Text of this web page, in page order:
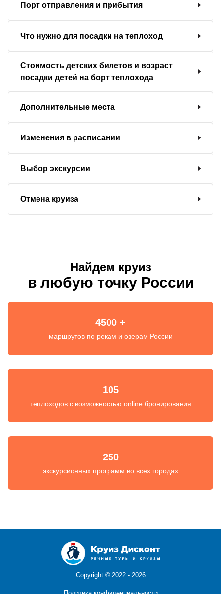
Порт отправления и прибытия
Что нужно для посадки на теплоход
Стоимость детских билетов и возраст
посадки детей на борт теплохода
Дополнительные места
Изменения в расписании
Выбор экскурсии
Отмена круиза
Найдем круиз
в любую точку России
4500 +
маршрутов по рекам и озерам России
105
теплоходов с возможностью online бронирования
250
экскурсионных программ во всех городах
Copyright © 2022 - 2026